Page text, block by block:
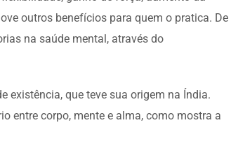
outros benefícios para quem o pratica. De
na saúde mental, através do
existência, que teve sua origem na Índia.
entre corpo, mente e alma, como mostra a